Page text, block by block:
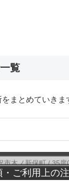
覧
まとめていきま